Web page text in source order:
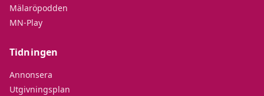
Mälaröpodden
MN-Play
Tidningen
Annonsera
Utgivningsplan